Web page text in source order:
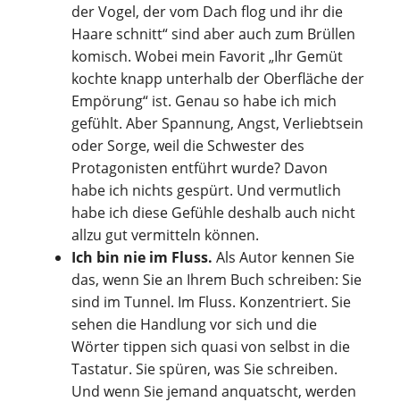
der Vogel, der vom Dach flog und ihr die
Haare schnitt“ sind aber auch zum Brüllen
komisch. Wobei mein Favorit „Ihr Gemüt
kochte knapp unterhalb der Oberfläche der
Empörung“ ist. Genau so habe ich mich
gefühlt. Aber Spannung, Angst, Verliebtsein
oder Sorge, weil die Schwester des
Protagonisten entführt wurde? Davon
habe ich nichts gespürt. Und vermutlich
habe ich diese Gefühle deshalb auch nicht
allzu gut vermitteln können.
Ich bin nie im Fluss. Als Autor kennen Sie
das, wenn Sie an Ihrem Buch schreiben: Sie
sind im Tunnel. Im Fluss. Konzentriert. Sie
sehen die Handlung vor sich und die
Wörter tippen sich quasi von selbst in die
Tastatur. Sie spüren, was Sie schreiben.
Und wenn Sie jemand anquatscht, werden